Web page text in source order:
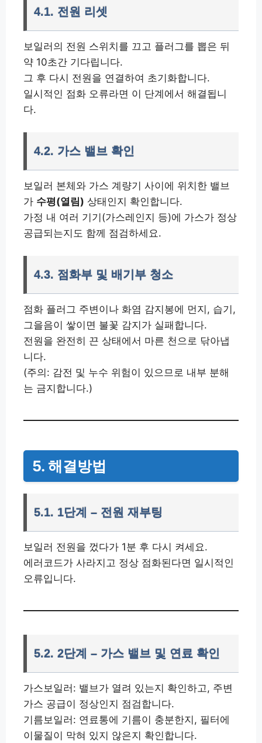
4.1. 전원 리셋
보일러의 전원 스위치를 끄고 플러그를 뽑은 뒤
약 10초간 기다립니다.
그 후 다시 전원을 연결하여 초기화합니다.
일시적인 점화 오류라면 이 단계에서 해결됩니
다.
4.2. 가스 밸브 확인
보일러 본체와 가스 계량기 사이에 위치한 밸브
가 수평(열림) 상태인지 확인합니다.
가정 내 여러 기기(가스레인지 등)에 가스가 정상
공급되는지도 함께 점검하세요.
4.3. 점화부 및 배기부 청소
점화 플러그 주변이나 화염 감지봉에 먼지, 습기,
그을음이 쌓이면 불꽃 감지가 실패합니다.
전원을 완전히 끈 상태에서 마른 천으로 닦아냅
니다.
(주의: 감전 및 누수 위험이 있으므로 내부 분해
는 금지합니다.)
5. 해결방법
5.1. 1단계 – 전원 재부팅
보일러 전원을 껐다가 1분 후 다시 켜세요.
에러코드가 사라지고 정상 점화된다면 일시적인
오류입니다.
5.2. 2단계 – 가스 밸브 및 연료 확인
가스보일러: 밸브가 열려 있는지 확인하고, 주변
가스 공급이 정상인지 점검합니다.
기름보일러: 연료통에 기름이 충분한지, 필터에
이물질이 막혀 있지 않은지 확인합니다.